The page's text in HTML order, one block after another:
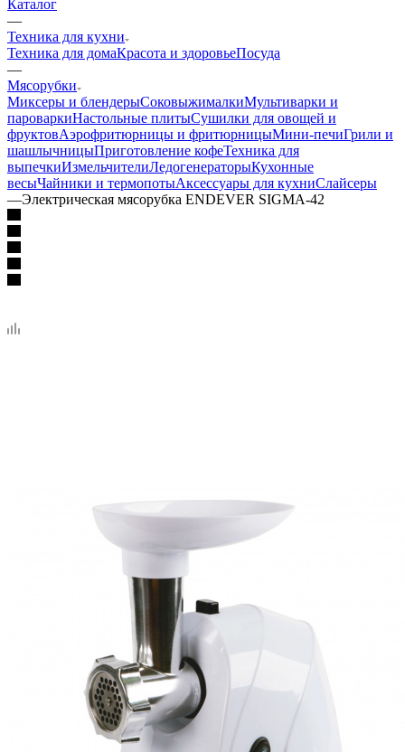
Каталог
—
Техника для кухни
Техника для домаКрасота и здоровьеПосуда
—
Мясорубки
Миксеры и блендерыСоковыжималкиМультиварки и
пароваркиНастольные плитыСушилки для овощей и
фруктовАэрофритюрницы и фритюрницыМини-печиГрили и
шашлычницыПриготовление кофеТехника для
выпечкиИзмельчителиЛедогенераторыКухонные
весыЧайники и термопотыАксессуары для кухниСлайсеры
—Электрическая мясорубка ENDEVER SIGMA-42